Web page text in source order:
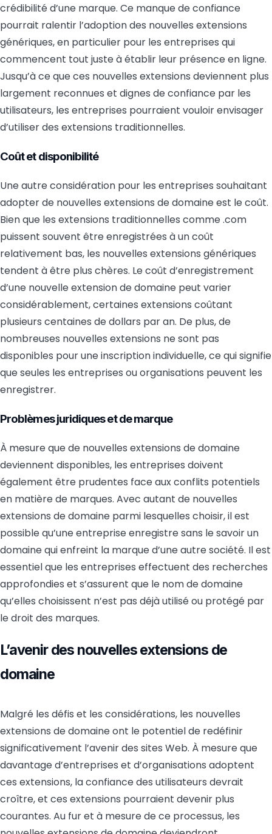
crédibilité d’une marque. Ce manque de confiance
pourrait ralentir l’adoption des nouvelles extensions
génériques, en particulier pour les entreprises qui
commencent tout juste à établir leur présence en ligne.
Jusqu’à ce que ces nouvelles extensions deviennent plus
largement reconnues et dignes de confiance par les
utilisateurs, les entreprises pourraient vouloir envisager
d’utiliser des extensions traditionnelles.
Coût et disponibilité
Une autre considération pour les entreprises souhaitant
adopter de nouvelles extensions de domaine est le coût.
Bien que les extensions traditionnelles comme .com
puissent souvent être enregistrées à un coût
relativement bas, les nouvelles extensions génériques
tendent à être plus chères. Le coût d’enregistrement
d’une nouvelle extension de domaine peut varier
considérablement, certaines extensions coûtant
plusieurs centaines de dollars par an. De plus, de
nombreuses nouvelles extensions ne sont pas
disponibles pour une inscription individuelle, ce qui signifie
que seules les entreprises ou organisations peuvent les
enregistrer.
Problèmes juridiques et de marque
À mesure que de nouvelles extensions de domaine
deviennent disponibles, les entreprises doivent
également être prudentes face aux conflits potentiels
en matière de marques. Avec autant de nouvelles
extensions de domaine parmi lesquelles choisir, il est
possible qu’une entreprise enregistre sans le savoir un
domaine qui enfreint la marque d’une autre société. Il est
essentiel que les entreprises effectuent des recherches
approfondies et s’assurent que le nom de domaine
qu’elles choisissent n’est pas déjà utilisé ou protégé par
le droit des marques.
L’avenir des nouvelles extensions de
domaine
Malgré les défis et les considérations, les nouvelles
extensions de domaine ont le potentiel de redéfinir
significativement l’avenir des sites Web. À mesure que
davantage d’entreprises et d’organisations adoptent
ces extensions, la confiance des utilisateurs devrait
croître, et ces extensions pourraient devenir plus
courantes. Au fur et à mesure de ce processus, les